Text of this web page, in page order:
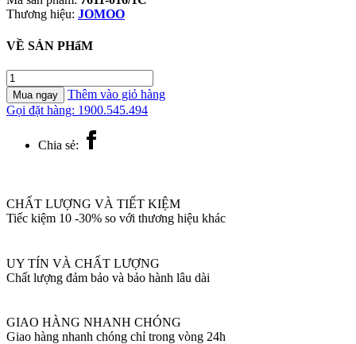
Thương hiệu: JOMOO
VỀ SẢN PHẩM
7611-
016/1C
Vòi
Lavabo
lượng
Mua ngay
Thêm vào giỏ hàng
Gọi đặt hàng: 1900.545.494
Chia sẻ:
CHẤT LƯỢNG VÀ TIẾT KIỆM
Tiếc kiệm 10 -30% so với thương hiệu khác
UY TÍN VÀ CHẤT LƯỢNG
Chất lượng đảm bảo và bảo hành lâu dài
GIAO HÀNG NHANH CHÓNG
Giao hàng nhanh chóng chỉ trong vòng 24h